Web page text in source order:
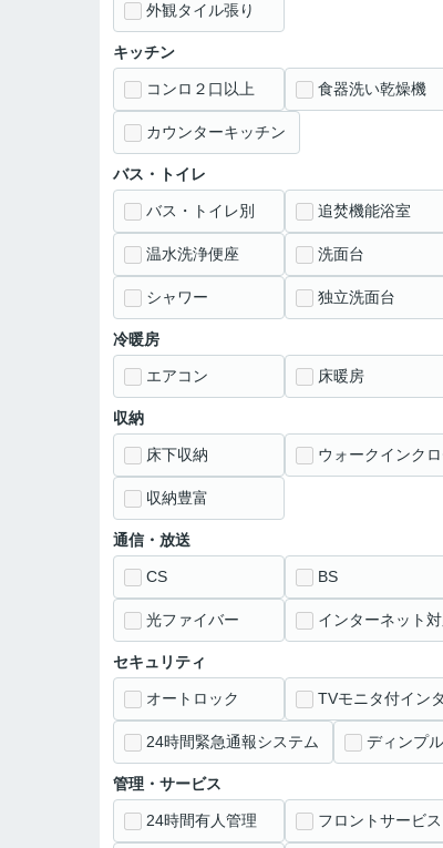
外観タイル張り
キッチン
コンロ２口以上 食器洗い乾燥機
カウンターキッチン
バス・トイレ
バス・トイレ別 追焚機能浴室
温水洗浄便座 洗面台
シャワー 独立洗面台
冷暖房
エアコン 床暖房
収納
床下収納 ウォークインク
収納豊富
通信・放送
CS BS
光ファイバー インターネット
セキュリティ
オートロック TVモニタ付イン
24時間緊急通報システム ディンプ
管理・サービス
24時間有人管理 フロントサービス